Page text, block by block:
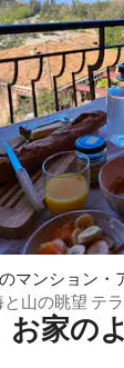
5つ星中5つ星
マンション・
と山の眺望 テ
お家の